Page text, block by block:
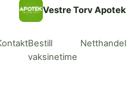
Vestre Torv Apotek
Bestill
vaksinetime
Netthandel